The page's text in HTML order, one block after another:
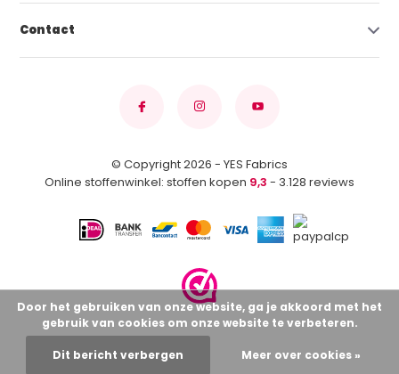
Contact
© Copyright 2026 - YES Fabrics
Online stoffenwinkel: stoffen kopen 9,3 - 3.128 reviews
Door het gebruiken van onze website, ga je akkoord met het
gebruik van cookies om onze website te verbeteren.
Dit bericht verbergen Meer over cookies »